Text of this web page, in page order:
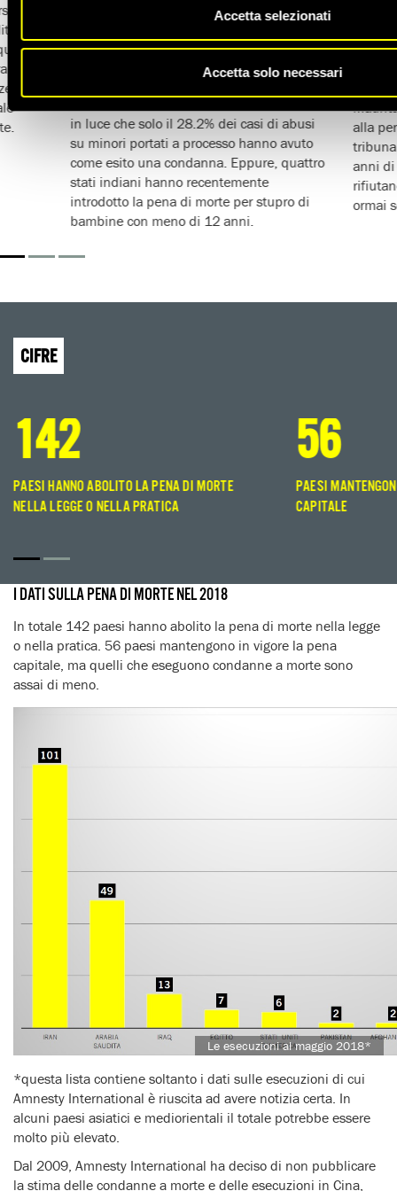
Accetta selezionati
Accetta solo necessari
il
e il
allocare adeguate risorse per un'efficace
applicazione delle leggi esistenti, ridurre
l'impunità e assicurare che giustizia sia
fatta in tutti i casi di abusi su minorenni
in luce che solo il 28.2% dei casi di abusi
su minori portati a processo hanno avuto
come esito una condanna. Eppure, quattro
stati indiani hanno recentemente
introdotto la pena di morte per stupro di
bambine con meno di 12 anni.
alla
anni di
ormai
CIFRE
142
PAESI HANNO ABOLITO LA PENA DI MORTE
NELLA LEGGE O NELLA PRATICA
56
PAESI
CAPITALE
I DATI SULLA PENA DI MORTE NEL 2018
In totale 142 paesi hanno abolito la pena di morte nella legge
o nella pratica. 56 paesi mantengono in vigore la pena
capitale, ma quelli che eseguono condanne a morte sono
assai di meno.
Le esecuzioni al maggio 2018*
*questa lista contiene soltanto i dati sulle esecuzioni di cui
Amnesty International è riuscita ad avere notizia certa. In
alcuni paesi asiatici e mediorientali il totale potrebbe essere
molto più elevato.
Dal 2009, Amnesty International ha deciso di non pubblicare
la stima delle condanne a morte e delle esecuzioni in Cina,